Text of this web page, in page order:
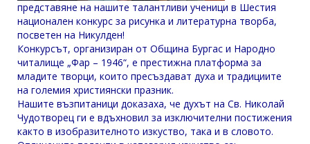
представяне на нашите талантливи ученици в Шестия
национален конкурс за рисунка и литературна творба,
посветен на Никулден!
Конкурсът, организиран от Община Бургас и Народно
читалище „Фар – 1946“, е престижна платформа за
младите творци, които пресъздават духа и традициите
на големия християнски празник.
Нашите възпитаници доказаха, че духът на Св. Николай
Чудотворец ги е вдъхновил за изключителни постижения
както в изобразителното изкуство, така и в словото.